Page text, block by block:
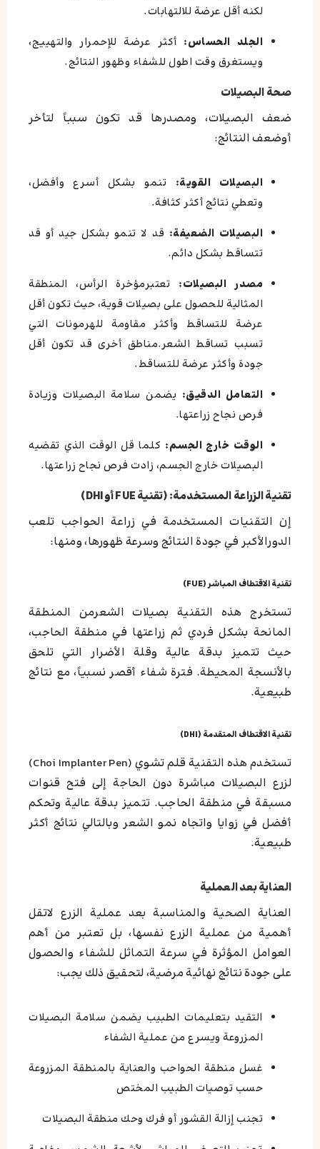
لكنه أقل عرضة للالتهابات.
الجلد الحساس: أكثر عرضة للإحمرار والتهييج،
ويستغرق وقت اطول للشفاء وظهور النتائج.
صحة البصيلات
ضعف البصيلات، ومصدرها قد تكون سبباً لتأخر
أوضعف النتائج:
البصيلات القوية: تنمو بشكل أسرع وأفضل،
وتعطي نتائج أكثر كثافة.
البصيلات الضعيفة: قد لا تنمو بشكل جيد أو قد
تتساقط بشكل دائم.
مصدر البصيلات: تعتبرمؤخرة الرأس، المنطقة
المثالية للحصول على بصيلات قوية، حيث تكون أقل
عرضة للتساقط وأكثر مقاومة للهرمونات التي
تسبب تساقط الشعر.مناطق أخرى قد تكون أقل
جودة وأكثر عرضة للتساقط.
التعامل الدقيق: يضمن سلامة البصيلات وزيادة
فرص نجاح زراعتها.
الوقت خارج الجسم: كلما قل الوقت الذي تقضيه
البصيلات خارج الجسم، زادت فرص نجاح زراعتها.
تقنية الزراعة المستخدمة: (تقنية FUE أو DHI)
إن التقنيات المستخدمة في زراعة الحواجب تلعب
الدورالأكبر في جودة النتائج وسرعة ظهورها، ومنها:
تقنية الاقتطاف المباشر (FUE)
تستخرج هذه التقنية بصيلات الشعرمن المنطقة
المانحة بشكل فردي ثم زراعتها في منطقة الحاجب،
حيث تتميز بدقة عالية وقلة الأضرار التي تلحق
بالأنسجة المحيطة. فترة شفاء أقصر نسبياً، مع نتائج
طبيعية.
تقنية الاقتطاف المتقدمة (DHI)
تستخدم هذه التقنية قلم تشوي (Choi Implanter Pen)
لزرع البصيلات مباشرة دون الحاجة إلى فتح قنوات
مسبقة في منطقة الحاجب. تتميز بدقة عالية وتحكم
أفضل في زوايا واتجاه نمو الشعر وبالتالي نتائج أكثر
طبيعية.
العناية بعد العملية
العناية الصحية والمناسبة بعد عملية الزرع لاتقل
أهمية من عملية الزرع نفسها، بل تعتبر من أهم
العوامل المؤثرة في سرعة التماثل للشفاء والحصول
على جودة نتائج نهائية مرضية، لتحقيق ذلك يجب:
التقيد بتعليمات الطبيب يضمن سلامة البصيلات
المزروعة ويسرع من عملية الشفاء
غسل منطقة الحواحب والعناية بالمنطقة المزروعة
حسب توصيات الطبيب المختص
تجنب إزالة القشور أو فرك وحك منطقة البصيلات